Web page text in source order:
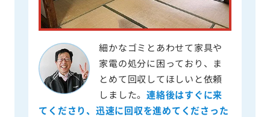
細かなゴミとあわせて家具や
家電の処分に困っており、ま
とめて回収してほしいと依頼
しました。連絡後はすぐに来
てくださり、迅速に回収を進めてくださった